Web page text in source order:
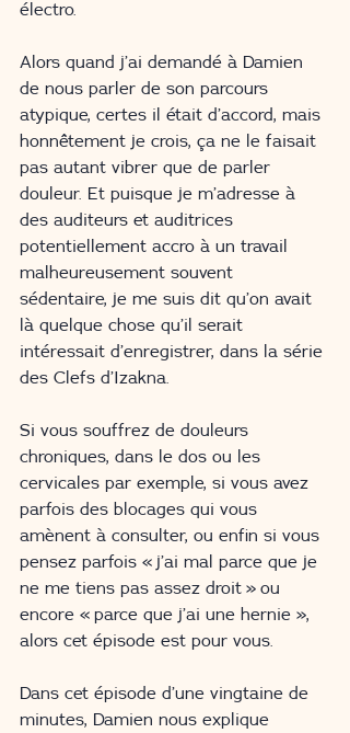
électro.
Alors quand j’ai demandé à Damien
de nous parler de son parcours
atypique, certes il était d’accord, mais
honnêtement je crois, ça ne le faisait
pas autant vibrer que de parler
douleur. Et puisque je m’adresse à
des auditeurs et auditrices
potentiellement accro à un travail
malheureusement souvent
sédentaire, je me suis dit qu’on avait
là quelque chose qu’il serait
intéressait d’enregistrer, dans la série
des Clefs d’Izakna.
Si vous souffrez de douleurs
chroniques, dans le dos ou les
cervicales par exemple, si vous avez
parfois des blocages qui vous
amènent à consulter, ou enfin si vous
pensez parfois « j’ai mal parce que je
ne me tiens pas assez droit » ou
encore « parce que j’ai une hernie »,
alors cet épisode est pour vous.
Dans cet épisode d’une vingtaine de
minutes, Damien nous explique